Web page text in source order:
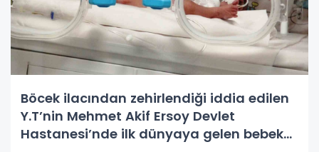
Böcek ilacından zehirlendiği iddia edilen
Y.T’nin Mehmet Akif Ersoy Devlet
Hastanesi’nde ilk dünyaya gelen bebek